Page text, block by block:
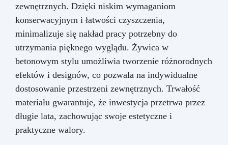
zewnętrznych. Dzięki niskim wymaganiom
konserwacyjnym i łatwości czyszczenia,
minimalizuje się nakład pracy potrzebny do
utrzymania pięknego wyglądu. Żywica w
betonowym stylu umożliwia tworzenie różnorodnych
efektów i designów, co pozwala na indywidualne
dostosowanie przestrzeni zewnętrznych. Trwałość
materiału gwarantuje, że inwestycja przetrwa przez
długie lata, zachowując swoje estetyczne i
praktyczne walory.